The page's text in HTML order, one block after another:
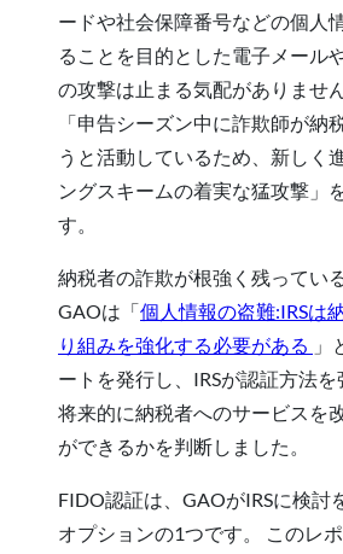
ードや社会保障番号などの個人
ることを目的とした電子メール
の攻撃は止まる気配がありませ
「申告シーズン中に詐欺師が納
うと活動しているため、新しく
ングスキームの着実な猛攻撃 」
す。
納税者の詐欺が根強く残ってい
GAOは「個人情報の盗難:IRSは
り組みを強化する必要がある 」
ートを発行し、 IRSが認証方法を
将来的に納税者へのサービスを
ができるかを判断しました。
FIDO認証は、GAOがIRSに検討
オプションの1つです。 このレポ